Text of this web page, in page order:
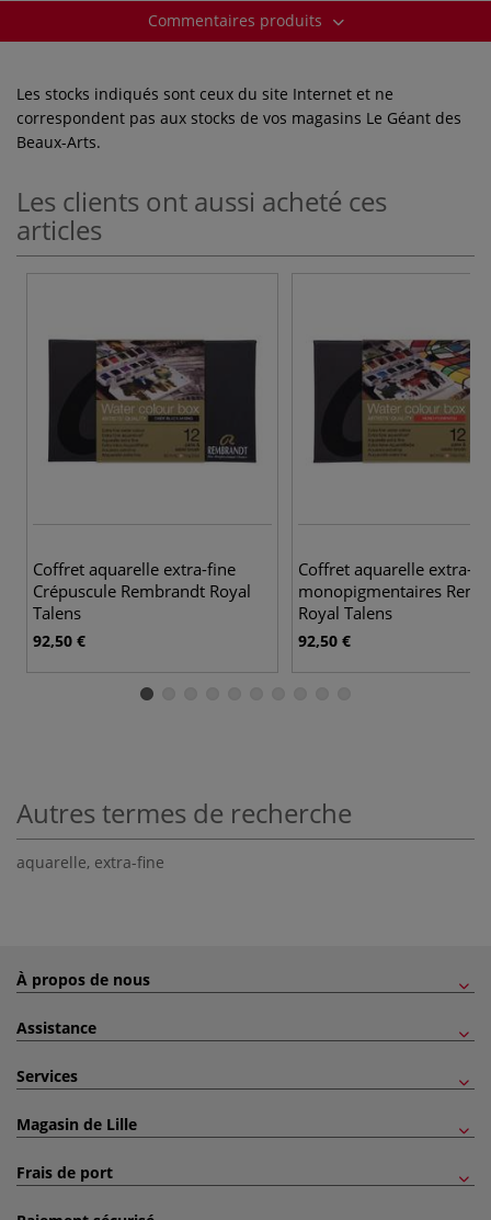
Commentaires produits
Les stocks indiqués sont ceux du site Internet et ne
correspondent pas aux stocks de vos magasins Le Géant des
Beaux-Arts.
Les clients ont aussi acheté ces
articles
Coffret aquarelle extra-fine
Crépuscule Rembrandt Royal
Talens
92,50 €
Coffret aquarelle extra-
monopigmentaires
Royal Talens
92,50 €
Autres termes de recherche
aquarelle, extra-fine
À propos de nous
Assistance
Services
Magasin de Lille
Frais de port